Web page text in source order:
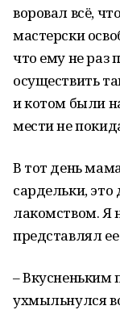
воровал всё,
мастерски
что ему не раз
осуществить
и котом были
мести не
В тот день
сардельки,
лакомством. Я
представлял
– Вкусненьким
ухмыльнулся